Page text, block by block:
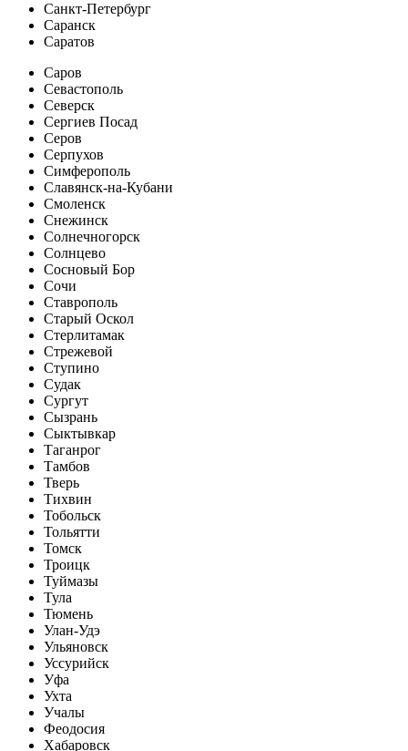
Санкт-Петербург
Саранск
Саратов
Саров
Севастополь
Северск
Сергиев Посад
Серов
Серпухов
Симферополь
Славянск-на-Кубани
Смоленск
Снежинск
Солнечногорск
Солнцево
Сосновый Бор
Сочи
Ставрополь
Старый Оскол
Стерлитамак
Стрежевой
Ступино
Судак
Сургут
Сызрань
Сыктывкар
Таганрог
Тамбов
Тверь
Тихвин
Тобольск
Тольятти
Томск
Троицк
Туймазы
Тула
Тюмень
Улан-Удэ
Ульяновск
Уссурийск
Уфа
Ухта
Учалы
Феодосия
Хабаровск